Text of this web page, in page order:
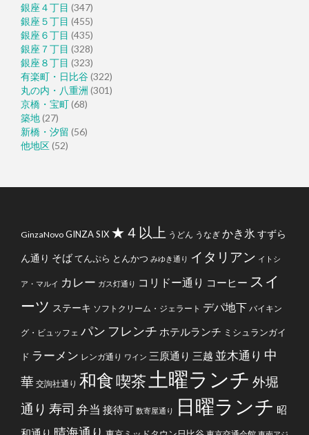
銀座４丁目 (347)
銀座５丁目 (455)
銀座６丁目 (435)
銀座７丁目 (328)
銀座８丁目 (323)
有楽町・日比谷(322)
丸の内・八重洲 (301)
京橋・宝町(68)
築地(27)
新橋・汐留 (56)
他地区(52)
GinzaNovo GINZA SIX ★４以上 うどん うなぎ かき氷 すずら
ん通り そばてんぷら とんかつ みゆき通り イタリアン イトシ
ア・マルイ カレー ガス灯通り コリドー通り コーヒー スイ
ーツ ステーキ ソフトクリーム・ジェラート デパ地下 バイキン
グ・ビュッフェ パン フレンチ ホテルランチ ミシュランガイ
ド ラーメン レンガ通り ワイン 三原通り 三越 並木通り 中
華 交詢社通り 和食喫茶 土曜ランチ 外堀
通り 寿司 弁当 接待可 数寄屋通り 日曜ランチ 昭